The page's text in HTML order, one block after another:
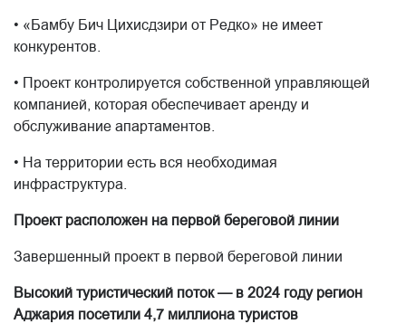
• «Бамбу Бич Цихисдзири от Редко» не имеет
конкурентов.
• Проект контролируется собственной управляющей
компанией, которая обеспечивает аренду и
обслуживание апартаментов.
• На территории есть вся необходимая
инфраструктура.
Проект расположен на первой береговой линии
Завершенный проект в первой береговой линии
Высокий туристический поток — в 2024 году регион
Аджария посетили 4,7 миллиона туристов